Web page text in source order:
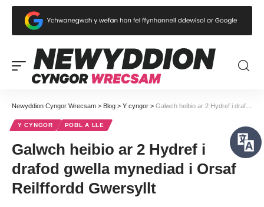
Newyddion Cyngor Wrecsam > Blog > Y cyngor > Galwch heibio ar 2 Hydref i drafod gwella mynediad i Orsaf Reilffordd Gwersyllt
Y CYNGOR POBL A LLE
Galwch heibio ar 2 Hydref i
drafod gwella mynediad i Orsaf
Reilffordd Gwersyllt